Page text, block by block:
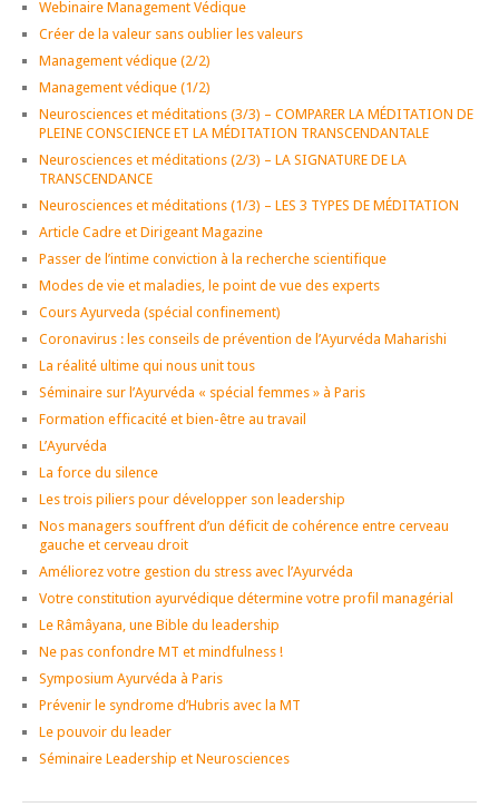
Webinaire Management Védique
Créer de la valeur sans oublier les valeurs
Management védique (2/2)
Management védique (1/2)
Neurosciences et méditations (3/3) – COMPARER LA MÉDITATION DE
PLEINE CONSCIENCE ET LA MÉDITATION TRANSCENDANTALE
Neurosciences et méditations (2/3) – LA SIGNATURE DE LA
TRANSCENDANCE
Neurosciences et méditations (1/3) – LES 3 TYPES DE MÉDITATION
Article Cadre et Dirigeant Magazine
Passer de l’intime conviction à la recherche scientifique
Modes de vie et maladies, le point de vue des experts
Cours Ayurveda (spécial confinement)
Coronavirus : les conseils de prévention de l’Ayurvéda Maharishi
La réalité ultime qui nous unit tous
Séminaire sur l’Ayurvéda « spécial femmes » à Paris
Formation efficacité et bien-être au travail
L’Ayurvéda
La force du silence
Les trois piliers pour développer son leadership
Nos managers souffrent d’un déficit de cohérence entre cerveau
gauche et cerveau droit
Améliorez votre gestion du stress avec l’Ayurvéda
Votre constitution ayurvédique détermine votre profil managérial
Le Râmâyana, une Bible du leadership
Ne pas confondre MT et mindfulness !
Symposium Ayurvéda à Paris
Prévenir le syndrome d’Hubris avec la MT
Le pouvoir du leader
Séminaire Leadership et Neurosciences